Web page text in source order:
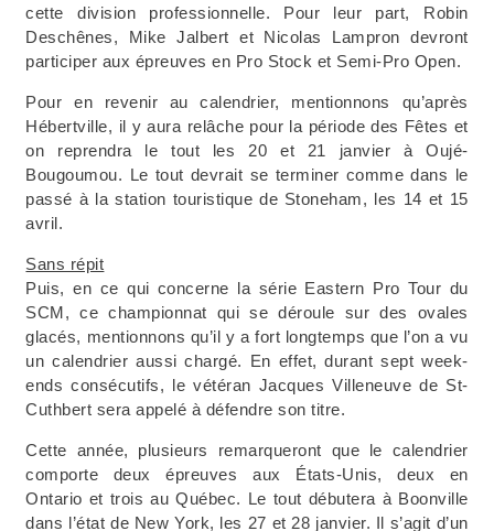
cette division professionnelle. Pour leur part, Robin
Deschênes, Mike Jalbert et Nicolas Lampron devront
participer aux épreuves en Pro Stock et Semi-Pro Open.
Pour en revenir au calendrier, mentionnons qu’après
Hébertville, il y aura relâche pour la période des Fêtes et
on reprendra le tout les 20 et 21 janvier à Oujé-
Bougoumou. Le tout devrait se terminer comme dans le
passé à la station touristique de Stoneham, les 14 et 15
avril.
Sans répit
Puis, en ce qui concerne la série Eastern Pro Tour du
SCM, ce championnat qui se déroule sur des ovales
glacés, mentionnons qu’il y a fort longtemps que l’on a vu
un calendrier aussi chargé. En effet, durant sept week-
ends consécutifs, le vétéran Jacques Villeneuve de St-
Cuthbert sera appelé à défendre son titre.
Cette année, plusieurs remarqueront que le calendrier
comporte deux épreuves aux États-Unis, deux en
Ontario et trois au Québec. Le tout débutera à Boonville
dans l’état de New York, les 27 et 28 janvier. Il s’agit d’un